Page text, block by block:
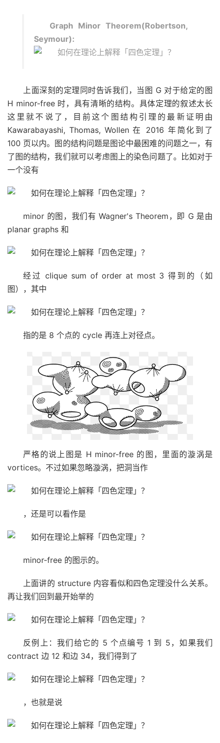
Graph Minor Theorem(Robertson,
Seymour):
上面深刻的定理同时告诉我们，当图 G 对于给定的图
H minor-free 时，具有清晰的结构。具体定理的叙述太长
这里就不说了，目前这个图结构引理的最新证明由
Kawarabayashi, Thomas, Wollen 在 2016 年简化到了
100 页以内。图的结构问题是图论中最困难的问题之一，有
了图的结构，我们就可以考虑图上的染色问题了。比如对于
一个没有
minor 的图，我们有 Wagner's Theorem，即 G 是由
planar graphs 和
经过 clique sum of order at most 3 得到的（如
图），其中
指的是 8 个点的 cycle 再连上对径点。
严格的说上图是 H minor-free 的图，里面的漩涡是
vortices。不过如果忽略漩涡，把洞当作
，还是可以看作是
minor-free 的图示的。
上面讲的 structure 内容看似和四色定理没什么关系。
再让我们回到最开始举的
反例上：我们给它的 5 个点编号 1 到 5，如果我们
contract 边 12 和边 34，我们得到了
，也就是说